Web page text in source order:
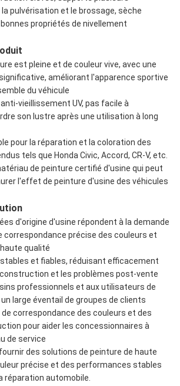
pulvérisation et le brossage, sèche
propriétés de nivellement
est pleine et de couleur vive, avec une
améliorant l'apparence sportive
du véhicule
vieillissement UV, pas facile à
son lustre après une utilisation à long
pour la réparation et la coloration des
tels que Honda Civic, Accord, CR-V, etc.
de peinture certifié d'usine qui peut
l'effet de peinture d'usine des véhicules
d'origine d'usine répondent à la demande
correspondance précise des couleurs et
qualité
et fiables, réduisant efficacement
construction et les problèmes post-vente
professionnels et aux utilisateurs de
large éventail de groupes de clients
correspondance des couleurs et des
pour aider les concessionnaires à
de service
des solutions de peinture de haute
précise et des performances stables
réparation automobile.